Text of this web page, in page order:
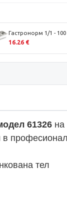
Гастронорм 1/1 - 100
16.26 €
61326 на
тел